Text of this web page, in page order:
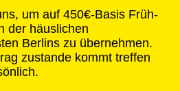
um auf 450€-Basis Früh-
der häuslichen
Berlins zu übernehmen.
zustande kommt treffen